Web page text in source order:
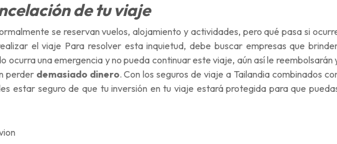
de tu viaje
se reservan vuelos, alojamiento y actividades, pero qué pasa si
el viaje Para resolver esta inquietud, debe buscar empresas que
ocurra una emergencia y no pueda continuar este viaje, aún así le reembolsarán
perderdemasiado dinero. Con los seguros de viaje a Tailandia combinados
estar seguro de que tu inversión en tu viaje estará protegida para que